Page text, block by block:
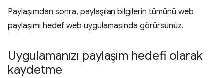
Paylaşımdan sonra, paylaşılan bilgilerin tümünü web
paylaşımı hedef web uygulamasında görürsünüz.
Uygulamanızı paylaşım hedefi olarak
kaydetme